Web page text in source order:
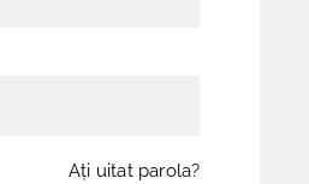
Aţi uitat parola?